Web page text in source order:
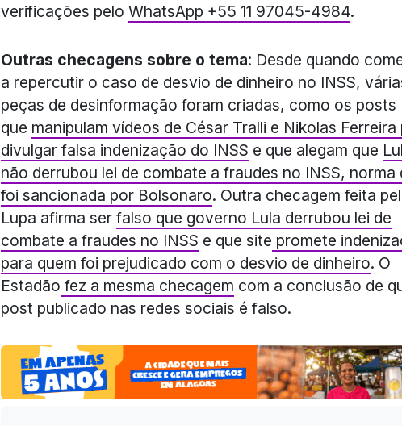
verificações pelo WhatsApp +55 11 97045-4984.
Outras checagens sobre o tema: Desde quando
a repercutir o caso de desvio de dinheiro no INSS,
peças de desinformação foram criadas, como os posts
que manipulam vídeos de César Tralli e Nikolas Ferreira
divulgar falsa indenização do INSS e que alegam que
não derrubou lei de combate a fraudes no INSS, norma
foi sancionada por Bolsonaro. Outra checagem feita
Lupa afirma ser falso que governo Lula derrubou lei de
combate a fraudes no INSS e que site promete
para quem foi prejudicado com o desvio de dinheiro. O
Estadão fez a mesma checagem com a conclusão de
post publicado nas redes sociais é falso.